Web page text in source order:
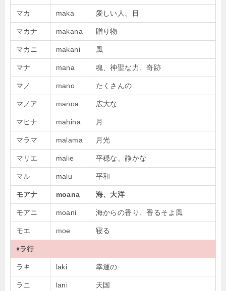
マカ maka 愛しい人、目
マカナ makana 贈り物
マカニ makani 風
マナ mana 魂、神聖な力、奇跡
マノ mano たくさんの
マノア manoa 広大な
マヒナ mahina 月
マラマ malama 月光
マリエ malie 平穏な、静かな
マル malu 平和
モアナ moana 海、大洋
モアニ moani 海からの香り、香るそよ風
モエ moe 寝る
♦ラ行
ラキ laki 幸運の
ラニ lani 天国